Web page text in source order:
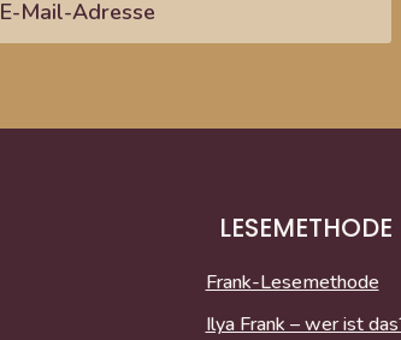
LESEMETHODE
Frank-Lesemethode
Ilya Frank – wer ist